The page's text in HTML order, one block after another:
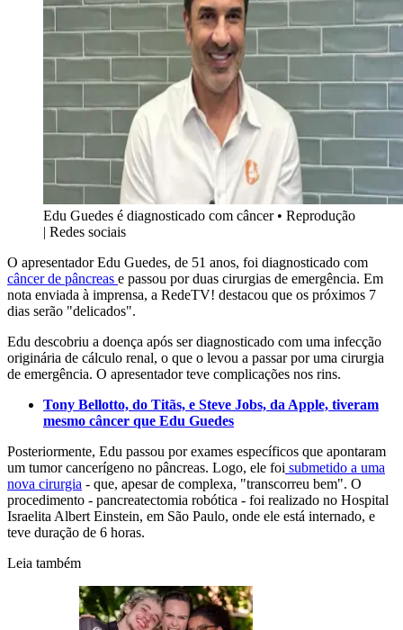
Edu Guedes é diagnosticado com câncer• Reprodução
| Redes sociais
O apresentador Edu Guedes, de 51 anos, foi diagnosticado com
câncer de pâncreas e passou por duas cirurgias de emergência. Em
nota enviada à imprensa, a RedeTV! destacou que os próximos 7
dias serão "delicados".
Edu descobriu a doença após ser diagnosticado com uma infecção
originária de cálculo renal, o que o levou a passar por uma cirurgia
de emergência. O apresentador teve complicações nos rins.
Tony Bellotto, do Titãs, e Steve Jobs, da Apple, tiveram
mesmo câncer que Edu Guedes
Posteriormente, Edu passou por exames específicos que apontaram
um tumor cancerígeno no pâncreas. Logo, ele foi submetido a uma
nova cirurgia - que, apesar de complexa, "transcorreu bem". O
procedimento - pancreatectomia robótica - foi realizado no Hospital
Israelita Albert Einstein, em São Paulo, onde ele está internado, e
teve duração de 6 horas.
Leia também